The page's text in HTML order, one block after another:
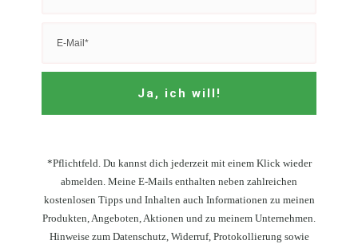
Ja, ich will!
*Pflichtfeld. Du kannst dich jederzeit mit einem Klick wieder
abmelden. Meine E-Mails enthalten neben zahlreichen
kostenlosen Tipps und Inhalten auch Informationen zu meinen
Produkten, Angeboten, Aktionen und zu meinem Unternehmen.
Hinweise zum Datenschutz, Widerruf, Protokollierung sowie